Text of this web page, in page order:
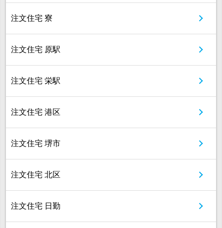
注文住宅 寮
注文住宅 原駅
注文住宅 栄駅
注文住宅 港区
注文住宅 堺市
注文住宅 北区
注文住宅 日勤